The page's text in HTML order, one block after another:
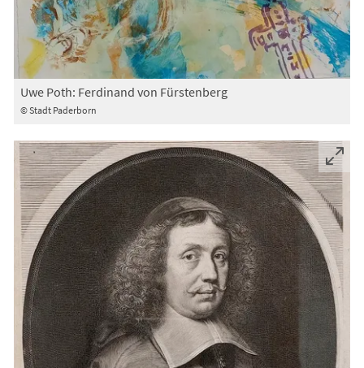
© Stadt Paderborn
Uwe Poth: Ferdinand von Fürstenberg